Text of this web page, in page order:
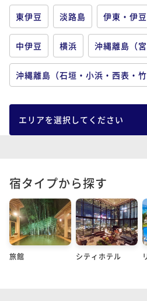
東伊豆 淡路島 伊東・伊
中伊豆 横浜 沖縄離島（
沖縄離島（石垣・小浜・西表・竹
エリアを選択してください
宿タイプから探す
旅館 シティホテル